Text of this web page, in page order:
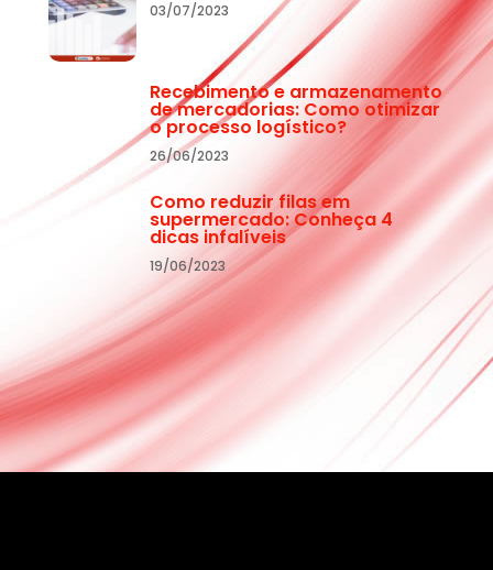
03/07/2023
Recebimento e armazenamento
de mercadorias: Como otimizar
o processo logístico?
26/06/2023
Como reduzir filas em
supermercado: Conheça 4
dicas infalíveis
19/06/2023